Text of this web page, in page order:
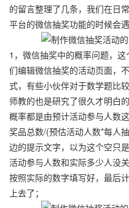
的留言整理了几条，我们在日
平台的微信抽奖功能的时候会
1，微信抽奖中的概率问题，
们编辑微信抽奖的活动页面，
式，有些小伙伴对于数学题比
师教的也是研究了很久才明白
概率都是由预计活动参与人数
奖品总数/(预估活动人数*每人
边的提示文字，以为这个空只
活动参与人数和实际多少人没
按照实际的数字填写好，最后
上去了；